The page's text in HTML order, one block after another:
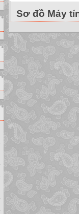
Sơ đồ Máy